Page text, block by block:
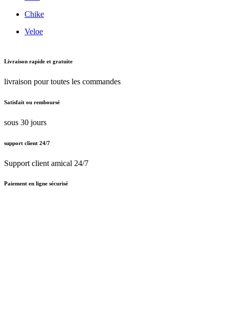
Chike
Veloe
Livraison rapide et gratuite
livraison pour toutes les commandes
Satisfait ou remboursé
sous 30 jours
support client 24/7
Support client amical 24/7
Paiement en ligne sécurisé